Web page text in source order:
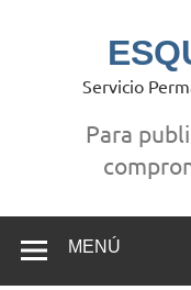
Servicio
Para
MENÚ